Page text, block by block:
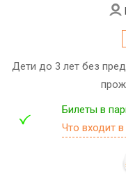
Дети до 3 лет без
Билеты в
Что входит